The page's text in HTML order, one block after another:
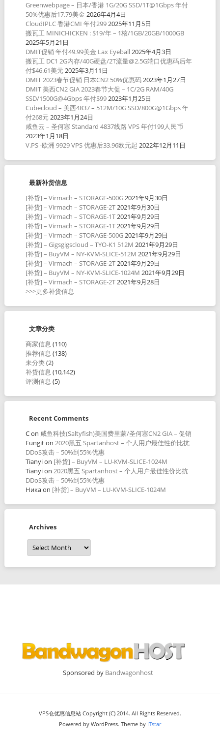
Greenwebpage – 日本/香港 1G/20G SSD/1T@1Gbps 年付
50%优惠后17.79美金 2026年4月4日
CloudIPLC 香港CMI 年付2992025年11月5日
搬瓦工 MINICHICKEN : $19/年 – 1核/1GB/20GB/1000GB
2025年5月21日
DMIT促销 年付49.99美金 Lax Eyeball 2025年4月3日
搬瓦工 DC1 2G内存/40G硬盘/2T流量@2.5G端口优惠码后年
付$46.61美元2025年3月11日
DMIT 2023春节促销 日本CN2 50%优惠码2023年1月27日
DMIT 美西CN2 GIA 2023春节大促 – 1C/2G RAM/40G
SSD/1500G@4Gbps 年付$992023年1月25日
Cubecloud – 美西4837 – 512M/10G SSD/800G@1Gbps 年
付268元2023年1月24日
咸鱼云 – 圣何塞 Standard 4837线路 VPS 年付199人民币
2023年1月18日
V.PS -欧洲 9929 VPS 优惠后33.96欧元起 2022年12月11日
最新补货信息
[补货] – Virmach – STORAGE-500G2021年9月30日
[补货] – Virmach – STORAGE-2T2021年9月30日
[补货] – Virmach – STORAGE-1T2021年9月29日
[补货] – Virmach – STORAGE-1T2021年9月29日
[补货] – Virmach – STORAGE-500G2021年9月29日
[补货] – Gigsgigscloud – TYO-K1 512M 2021年9月29日
[补货] – BuyVM – NY-KVM-SLICE-512M 2021年9月29日
[补货] – Virmach – STORAGE-2T2021年9月29日
[补货] – BuyVM – NY-KVM-SLICE-1024M 2021年9月29日
[补货] – Virmach – STORAGE-2T2021年9月28日
>>>更多补货信息
文章分类
商家信息 (110)
推荐信息 (138)
未分类(2)
补货信息 (10,142)
评测信息 (5)
Recent Comments
Con 咸鱼科技(Saltyfish)美国费里蒙/圣何塞CN2 GIA – 促销
Fungiton 2020黑五 Spartanhost – 个人用户最佳性价比抗
DDoS攻击 – 50%到55%优惠
Tianyion [补货] – BuyVM – LU-KVM-SLICE-1024M
Tianyion 2020黑五 Spartanhost – 个人用户最佳性价比抗
DDoS攻击 – 50%到55%优惠
Никаon [补货] – BuyVM – LU-KVM-SLICE-1024M
Archives
Archives
Sponsored by Bandwagonhost
VPS仓优惠信息站 Copyright (C) 2014. All Rights Reserved.
Powered by WordPress. Theme by ITstar